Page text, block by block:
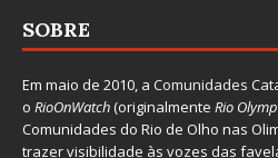
SOBRE
Em maio de 2010, a Comunidades
o RioOnWatch(originalmente Rio
Comunidades do Rio de Olho nas
trazer visibilidade às vozes das